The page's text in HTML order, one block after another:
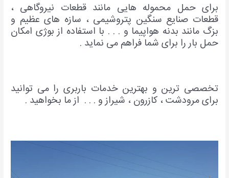
برای حمل محموله هایی مانند قطعات نیروگاهی ،
قطعات صنایع سنگین پتروشیمی ، سازه های عظیم و
بزگ مانند بدنه هواپیما و . . . با استفاده از بوژی امکان
حمل بار را برای شما فراهم می نماید .
تخصصی ترین و بهترین خدمات باربری را می توانید
برای مرودشت ، کازرون ، شیراز و . . . از ما بخواهید .